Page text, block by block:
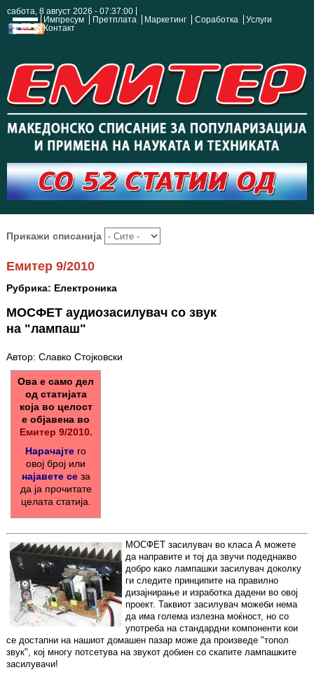
сабота, 8 август 2026 - 07:37:01
Импресум
Претплата Маркетинг Соработка
Услуги
Контакт
Прикажи списанија
Емитер 9/2010
Рубрика: Електроника
МОСФЕТ аудиозасилувач со звук
на "лампаш"
Автор: Славко Стојковски
Ова е само дел
од статијата
која во целост
е објавена во
Емитер 9/2010.
Нарачајте го
овој број или
најавете сеза
да ја прочитате
целата статија.
МОСФЕТ засилувач во класа А можете
да направите и тој да звучи подеднакво
добро како лампашки засилувач доколку
ги следите принципите на правилно
дизајнирање и изработка дадени во овој
проект. Таквиот засилувач можеби нема
да има голема излезна моќност, но со
употреба на стандардни компоненти кои
се достапни на нашиот домашен пазар може да произведе "топол
звук", кој многу потсетува на звукот добиен со скапите лампашките
засилувачи!